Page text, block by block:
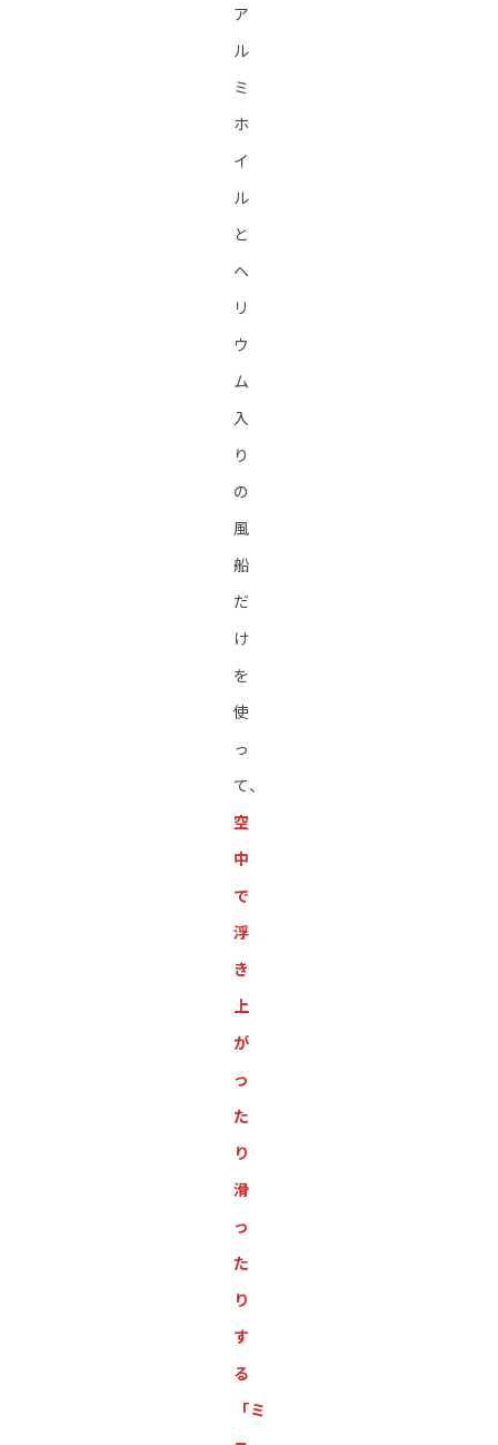
ア
ル
ミ
ホ
イ
ル
と
ヘ
リ
ウ
ム
入
り
の
風
船
だ
け
を
使
っ
て、
空
中
で
浮
き
上
が
っ
た
り
滑
っ
た
り
す
る
「ミ